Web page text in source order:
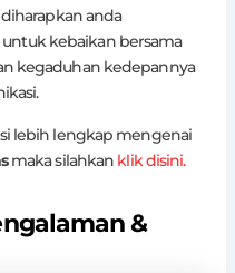
anda
kebaikan bersama
kegaduhan kedepannya
lebih lengkap mengenai
maka silahkan klik disini.
&